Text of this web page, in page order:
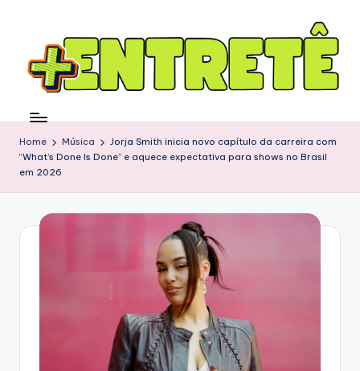
Home Música
Jorja Smith inicia novo capítulo da carreira com
“What’s Done Is Done” e aquece expectativa para shows no Brasil
em 2026